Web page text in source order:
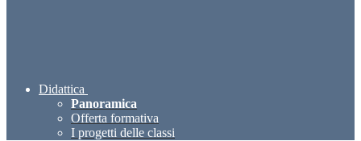
Didattica
Panoramica
Offerta formativa
I progetti delle classi